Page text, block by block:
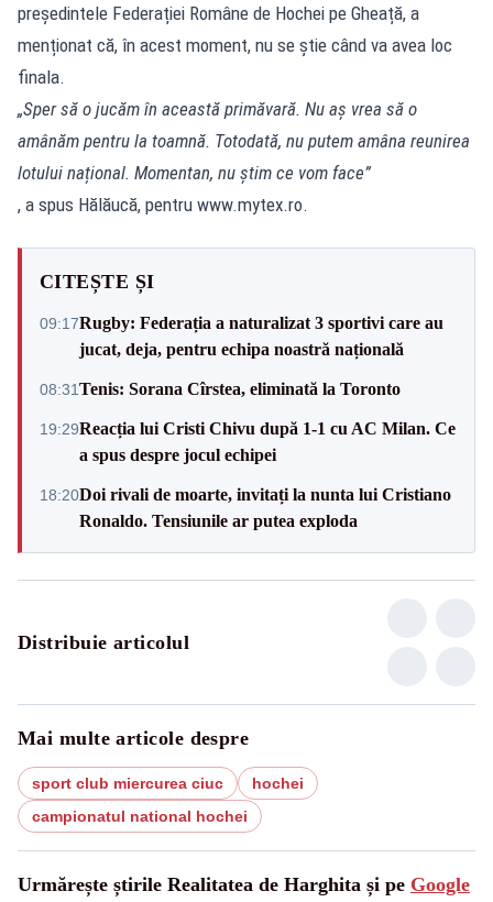
președintele Federației Române de Hochei pe Gheață, a
menționat că, în acest moment, nu se știe când va avea loc
finala.
„Sper să o jucăm în această primăvară. Nu aș vrea să o
amânăm pentru la toamnă. Totodată, nu putem amâna reunirea
lotului național. Momentan, nu știm ce vom face”
, a spus Hălăucă, pentru www.mytex.ro.
CITEȘTE ȘI
09:17Rugby: Federația a naturalizat 3 sportivi care au
jucat, deja, pentru echipa noastră națională
08:31Tenis: Sorana Cîrstea, eliminată la Toronto
19:29Reacția lui Cristi Chivu după 1-1 cu AC Milan. Ce
a spus despre jocul echipei
18:20Doi rivali de moarte, invitați la nunta lui Cristiano
Ronaldo. Tensiunile ar putea exploda
Distribuie articolul
Mai multe articole despre
sport club miercurea ciuc
hochei
campionatul national hochei
Urmărește știrile Realitatea de Harghita și pe Google